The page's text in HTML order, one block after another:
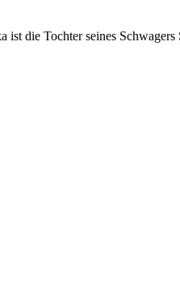
die Tochter seines